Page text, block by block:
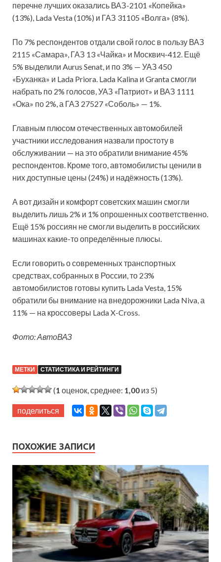
перечне лучших оказались ВАЗ-2101 «Копейка»
(13%), Lada Vesta (10%) и ГАЗ 31105 «Волга» (8%).
По 7% респондентов отдали свой голос в пользу ВАЗ
2115 «Самара», ГАЗ 13 «Чайка» и Москвич-412. Ещё
5% выделили Aurus Senat, и по 3% — УАЗ 450
«Буханка» и Lada Priora. Lada Kalina и Granta смогли
набрать по 2% голосов, УАЗ «Патриот» и ВАЗ 1111
«Ока» по 2%, а ГАЗ 27527 «Соболь» — 1%.
Главным плюсом отечественных автомобилей
участники исследования назвали простоту в
обслуживании — на это обратили внимание 45%
респондентов. Кроме того, автомобилисты ценили в
них доступные цены (24%) и надёжность (13%).
А вот дизайн и комфорт советских машин смогли
выделить лишь 2% и 1% опрошенных соответственно.
Ещё 15% россиян не смогли выделить в российских
машинах какие-то определённые плюсы.
Если говорить о современных транспортных
средствах, собранных в России, то 23%
автомобилистов готовы купить Lada Vesta, 15%
обратили бы внимание на внедорожники Lada Niva, а
11% — на кроссоверы Lada X-Cross.
Фото: АвтоВАЗ
МЕТКИ СТАТИСТИКА И РЕЙТИНГИ
(1 оценок, среднее: 1,00 из 5)
поделиться
ПОХОЖИЕ ЗАПИСИ